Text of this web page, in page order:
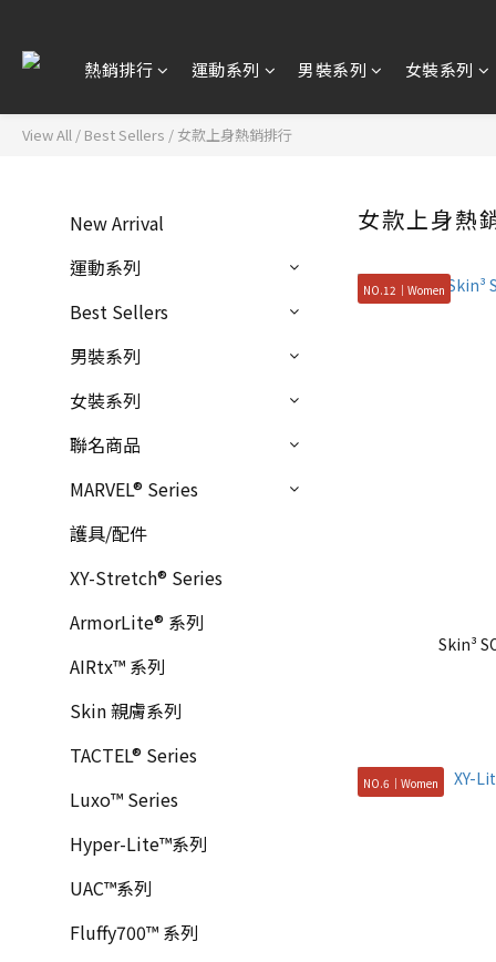
熱銷排行 運動系列 男裝系列 女裝系列
View All / Best Sellers / 女款上身熱銷排行
New Arrival
運動系列
Best Sellers
男裝系列
女裝系列
聯名商品
MARVEL® Series
護具/配件
XY-Stretch® Series
ArmorLite® 系列
AIRtx™ 系列
Skin 親膚系列
TACTEL® Series
Luxo™ Series
Hyper-Lite™系列
UAC™系列
Fluffy700™ 系列
女款上身熱
NO.12｜Women
Skin³
NO.6｜Women